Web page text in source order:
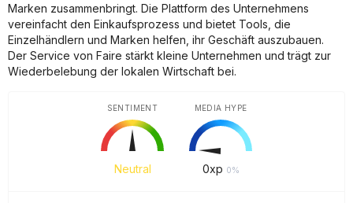
Marken zusammenbringt. Die Plattform des Unternehmens
vereinfacht den Einkaufsprozess und bietet Tools, die
Einzelhändlern und Marken helfen, ihr Geschäft auszubauen.
Der Service von Faire stärkt kleine Unternehmen und trägt zur
Wiederbelebung der lokalen Wirtschaft bei.
Neutral
SENTIMENT
0xp 0%
MEDIA HYPE